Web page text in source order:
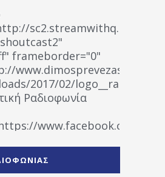
frameborder="0"
www.dimosprevezas.gr/wp-
2017/02/
Ραδιοφωνία
www.facebook.com/
" artist="" ]